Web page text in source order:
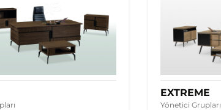
EXTREME
Yönetici Grupları